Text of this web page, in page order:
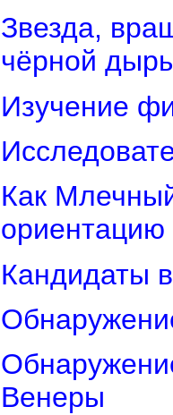
Звезда,
чёрной
Изучение
Как
ориентацию
Кандидаты
Венеры